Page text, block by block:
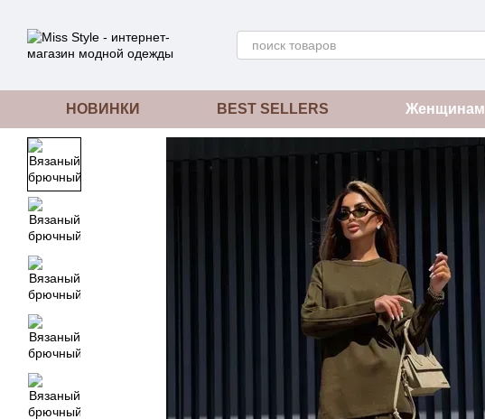
НОВИНКИ BEST SELLERS Женщинам